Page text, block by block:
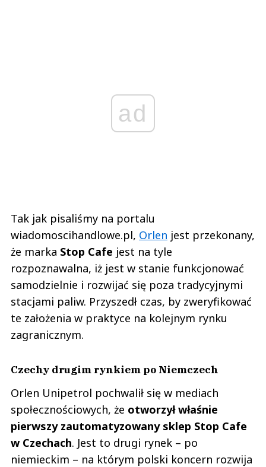
ad
Tak jak pisaliśmy na portalu
wiadomoscihandlowe.pl, Orlen jest przekonany,
że marka Stop Cafe jest na tyle
rozpoznawalna, iż jest w stanie funkcjonować
samodzielnie i rozwijać się poza tradycyjnymi
stacjami paliw. Przyszedł czas, by zweryfikować
te założenia w praktyce na kolejnym rynku
zagranicznym.
Czechy drugim rynkiem po Niemczech
Orlen Unipetrol pochwalił się w mediach
społecznościowych, że otworzył właśnie
pierwszy zautomatyzowany sklep Stop Cafe
w Czechach. Jest to drugi rynek – po
niemieckim – na którym polski koncern rozwija